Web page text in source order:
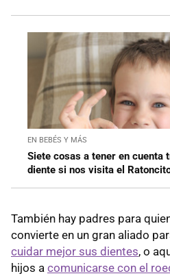
EN BEBÉS Y MÁS
Siete cosas a tener en cuenta
diente si nos visita el
También hay padres para
convierte en un gran aliado
cuidar mejor sus dientes, o
hijos a comunicarse con el